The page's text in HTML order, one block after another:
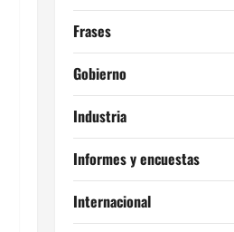
Frases
Gobierno
Industria
Informes y encuestas
Internacional